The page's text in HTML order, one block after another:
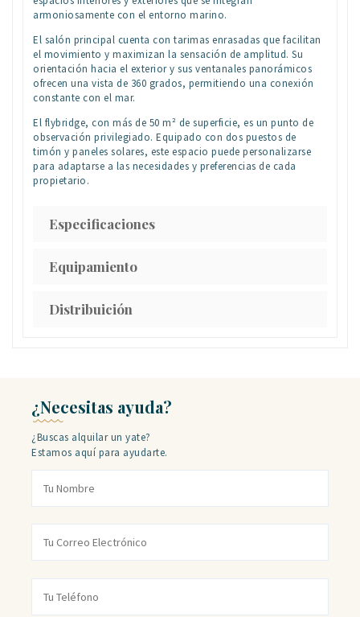
armoniosamente con el entorno marino.
El salón principal cuenta con tarimas enrasadas que facilitan
el movimiento y maximizan la sensación de amplitud. Su
orientación hacia el exterior y sus ventanales panorámicos
ofrecen una vista de 360 grados, permitiendo una conexión
constante con el mar.
El flybridge, con más de 50 m² de superficie, es un punto de
observación privilegiado. Equipado con dos puestos de
timón y paneles solares, este espacio puede personalizarse
para adaptarse a las necesidades y preferencias de cada
propietario.
Especificaciones
Equipamiento
Distribuición
¿Necesitas ayuda?
¿Buscas alquilar un yate?
Estamos aquí para ayudarte.